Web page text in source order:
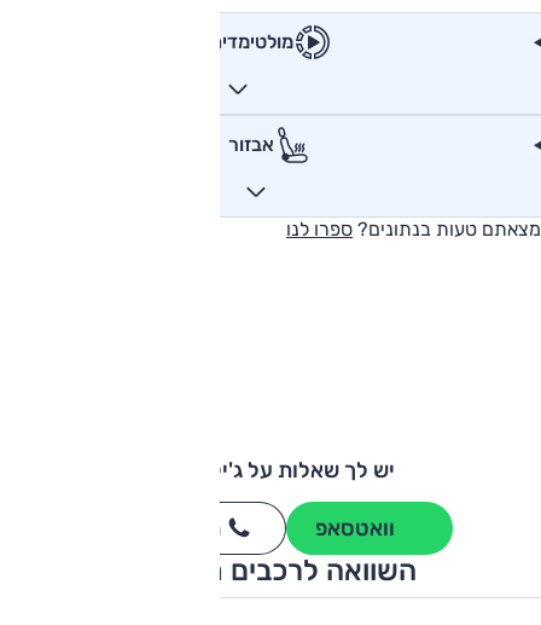
מולטימדיה
אבזור
מצאתם טעות בנתונים? ספרו לנו
יש לך שאלות על ג'ילי EX5?
וואטסאפ חייגו
השוואה לרכבים מתחרים